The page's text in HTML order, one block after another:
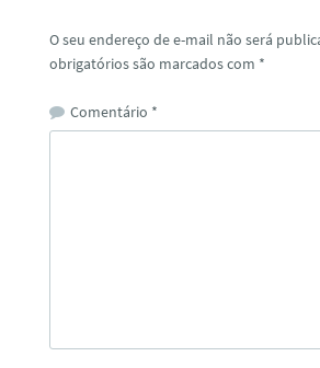
O seu endereço de e-mail não será
obrigatórios são marcados com *
Comentário *